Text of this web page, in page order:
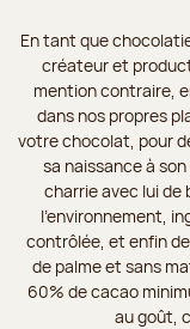
En tant que
créateur et
mention contraire,
dans nos propres
votre chocolat, pour
sa naissance à
charrie avec lui de
l’environnement,
contrôlée, et enfin
de palme et sans
60% de cacao
au goût,